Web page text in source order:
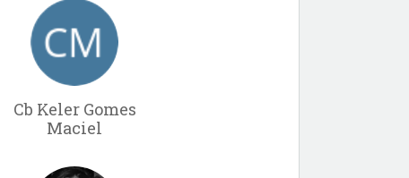
Cb Keler Gomes
Maciel